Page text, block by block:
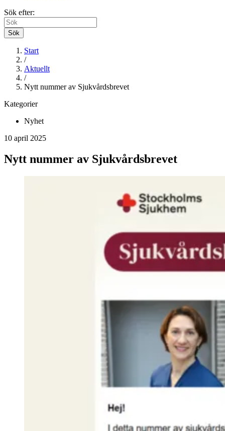
Sök efter:
Sök
Start
/
Aktuellt
/
Nytt nummer av Sjukvårdsbrevet
Kategorier
Nyhet
10 april 2025
Nytt nummer av Sjukvårdsbrevet